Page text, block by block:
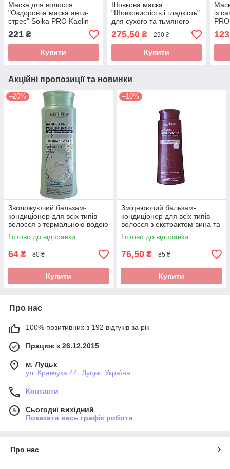
Маска для волосся
"Оздоровча маска анти-
стрес" Soika PRO Kaolin
Mask 300 мл
221 ₴
Купити
Шовкова маска
"Шовковистість і гладкість"
для сухого та тьмяного
волосся PROFIStyle Silk
500 мл
275,50₴ 290 ₴
Купити
із
Акційні пропозиції та новинки
–20%
Зволожуючий бальзам-
кондиціонер для всіх типів
волосся з термальною водою
та муцином VladiCom
Thermal Care 250 мл
Готово до відправки
64 ₴ 80 ₴
Купити
–10%
Зміцнюючий бальзам-
кондиціонер для всіх типів
волосся з екстрактом вина та
пантенолом VladiCom Vino
Care 250 мл
Готово до відправки
76,50 ₴ 85 ₴
Купити
Про нас
100% позитивних з 192 відгуків за рік
Працює з 26.12.2015
м. Луцьк
ул. Кравчука 44, Луцьк, Україна
Контакти
Сьогодні вихідний
Показати весь графік роботи
Про нас